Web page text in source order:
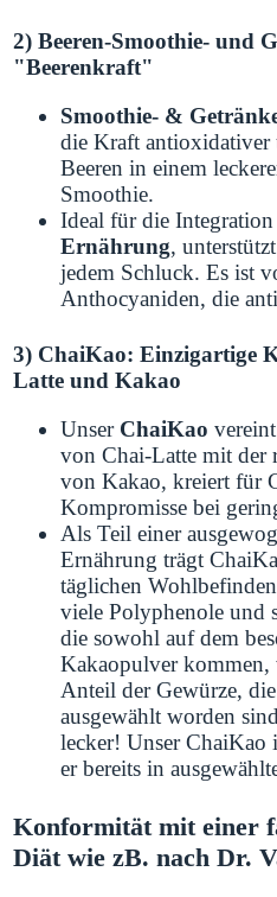
2) Beeren-Smoothie- und
"Beerenkraft"
Smoothie- &
die Kraft antioxidativer
Beeren in einem
Smoothie.
Ideal für die
Ernährung,
jedem Schluck. Es ist
Anthocyaniden, die
3) ChaiKao: Einzigartige
Latte und Kakao
Unser ChaiKao
von Chai-Latte mit der
von Kakao, kreiert für
Kompromisse bei
Als Teil einer
Ernährung trägt
täglichen
viele Polyphenole und
die sowohl auf dem
Kakaopulver kommen,
Anteil der Gewürze,
ausgewählt worden
lecker! Unser ChaiKao
er bereits in
Konformität mit einer
Diät wie zB. nach Dr.